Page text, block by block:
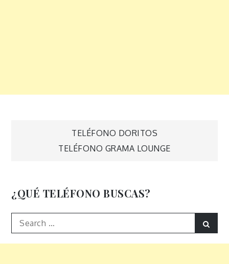
Navegación
entradas
TELÉFONO DORITOS
TELÉFONO GRAMA LOUNGE
¿QUÉ TELÉFONO BUSCAS?
Search
for: